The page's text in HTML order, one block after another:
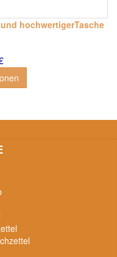
hochwertigerTasche